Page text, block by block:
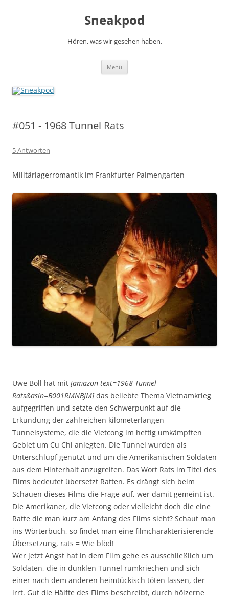
Sneakpod
Hören, was wir gesehen haben.
Menü
#051 - 1968 Tunnel Rats
5 Antworten
Militärlagerromantik im Frankfurter Palmengarten
Uwe Boll hat mit [amazon text=1968 Tunnel
Rats&asin=B001RMNBJM]das beliebte Thema Vietnamkrieg
aufgegriffen und setzte den Schwerpunkt auf die
Erkundung der zahlreichen kilometerlangen
Tunnelsysteme, die die Vietcong im heftig umkämpften
Gebiet um Cu Chi anlegten. Die Tunnel wurden als
Unterschlupf genutzt und um die Amerikanischen Soldaten
aus dem Hinterhalt anzugreifen. Das Wort Rats im Titel des
Films bedeutet übersetzt Ratten. Es drängt sich beim
Schauen dieses Films die Frage auf, wer damit gemeint ist.
Die Amerikaner, die Vietcong oder vielleicht doch die eine
Ratte die man kurz am Anfang des Films sieht? Schaut man
ins Wörterbuch, so findet man eine filmcharakterisierende
Übersetzung, rats = Wie blöd!
Wer jetzt Angst hat in dem Film gehe es ausschließlich um
Soldaten, die in dunklen Tunnel rumkriechen und sich
einer nach dem anderen heimtückisch töten lassen, der
irrt. Gut die Hälfte des Films beschreibt, durch hölzerne